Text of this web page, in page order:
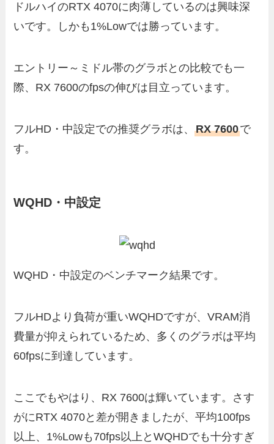
ドルハイのRTX 4070に肉薄しているのは興味深
いです。しかも1%Lowでは勝っています。
エントリー～ミドル帯のグラボとの比較でも一
際、RX 7600のfpsの伸びは目立っています。
フルHD・中設定での推奨グラボは、RX 7600で
す。
WQHD・中設定
WQHD・中設定のベンチマーク結果です。
フルHDより負荷が重いWQHDですが、VRAM消
費量が抑えられているため、多くのグラボは平均
60fpsに到達しています。
ここでもやはり、RX 7600は輝いています。さす
がにRTX 4070と差が開きましたが、平均100fps
以上、1%Lowも70fps以上とWQHDでも十分すぎ